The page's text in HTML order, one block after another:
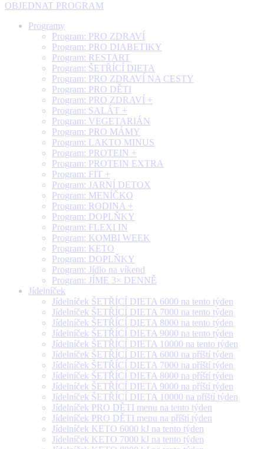
OBJEDNAT PROGRAM
Programy
Program: PRO ZDRAVÍ
Program: PRO DIABETIKY
Program: RESTART
Program: ŠETŘÍCÍ DIETA
Program: PRO ZDRAVÍ NA CESTY
Program: PRO DĚTI
Program: PRO ZDRAVÍ +
Program: SALÁT +
Program: VEGETARIÁN
Program: PRO MÁMY
Program: LAKTO MINUS
Program: PROTEIN +
Program: PROTEIN EXTRA
Program: FIT +
Program: JARNÍ DETOX
Program: MENÍČKO
Program: RODINA +
Program: DOPLŇKY
Program: FLEXI IN
Program: KOMBI WEEK
Program: KETO
Program: DOPLŇKY
Program: Jídlo na víkend
Program: JÍME 3× DENNĚ
Jídelníček
Jídelníček ŠETŘÍCÍ DIETA 6000 na tento týden
Jídelníček ŠETŘÍCÍ DIETA 7000 na tento týden
Jídelníček ŠETŘÍCÍ DIETA 8000 na tento týden
Jídelníček ŠETŘÍCÍ DIETA 9000 na tento týden
Jídelníček ŠETŘÍCÍ DIETA 10000 na tento týden
Jídelníček ŠETŘÍCÍ DIETA 6000 na příští týden
Jídelníček ŠETŘÍCÍ DIETA 7000 na příští týden
Jídelníček ŠETŘÍCÍ DIETA 8000 na příští týden
Jídelníček ŠETŘÍCÍ DIETA 9000 na příští týden
Jídelníček ŠETŘÍCÍ DIETA 10000 na příští týden
Jídelníček PRO DĚTI menu na tento týden
Jídelníček PRO DĚTI menu na příští týden
Jídelníček KETO 6000 kJ na tento týden
Jídelníček KETO 7000 kJ na tento týden